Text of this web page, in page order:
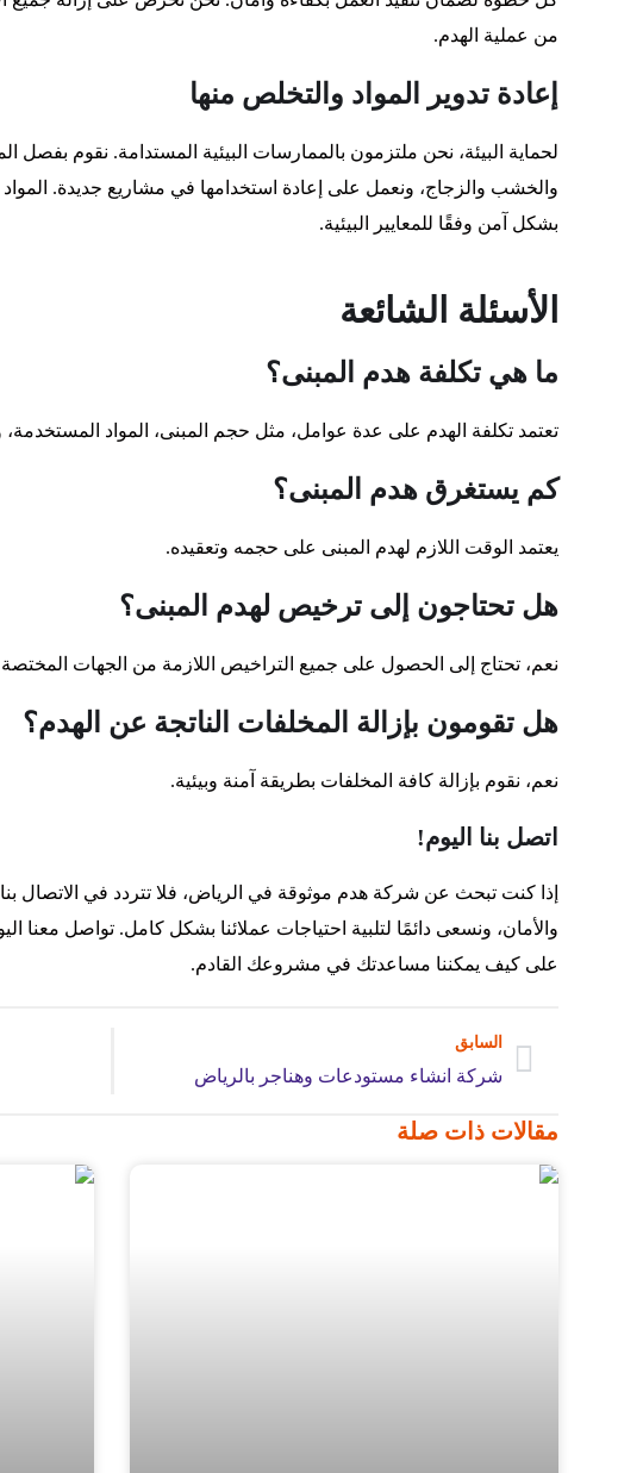
من عملية الهدم.
إعادة تدوير المواد والتخلص منها
لحماية البيئة، نحن ملتزمون بالممارسات البيئية المستدامة. نقوم بفصل
والخشب والزجاج، ونعمل على إعادة استخدامها في مشاريع جديدة. المواد
بشكل آمن وفقًا للمعايير البيئية.
الأسئلة الشائعة
ما هي تكلفة هدم المبنى؟
تعتمد تكلفة الهدم على عدة عوامل، مثل حجم المبنى، المواد المستخدمة،
كم يستغرق هدم المبنى؟
يعتمد الوقت اللازم لهدم المبنى على حجمه وتعقيده.
هل تحتاجون إلى ترخيص لهدم المبنى؟
نعم، تحتاج إلى الحصول على جميع التراخيص اللازمة من الجهات
هل تقومون بإزالة المخلفات الناتجة عن الهدم؟
نعم، نقوم بإزالة كافة المخلفات بطريقة آمنة وبيئية.
اتصل بنا اليوم!
إذا كنت تبحث عن شركة هدم موثوقة في الرياض، فلا تتردد في الاتصال
والأمان، ونسعى دائمًا لتلبية احتياجات عملائنا بشكل كامل. تواصل
على كيف يمكننا مساعدتك في مشروعك القادم.
السابق
شركة انشاء مستودعات وهناجر بالرياض
مقالات ذات صلة